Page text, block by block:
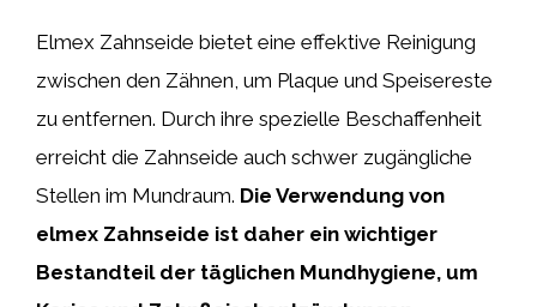
Elmex Zahnseide bietet eine effektive Reinigung
zwischen den Zähnen, um Plaque und Speisereste
zu entfernen. Durch ihre spezielle Beschaffenheit
erreicht die Zahnseide auch schwer zugängliche
Stellen im Mundraum. Die Verwendung von
elmex Zahnseide ist daher ein wichtiger
Bestandteil der täglichen Mundhygiene, um